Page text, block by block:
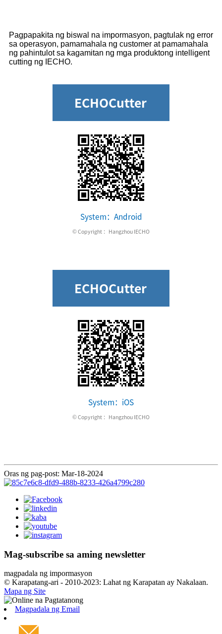
Pagpapakita ng biswal na impormasyon, pagtulak ng error
sa operasyon, pamamahala ng customer at pamamahala
ng pahintulot sa kagamitan ng mga produktong intelligent
cutting ng IECHO.
Oras ng pag-post: Mar-18-2024
Mag-subscribe sa aming newsletter
magpadala ng impormasyon
© Karapatang-ari - 2010-2023: Lahat ng Karapatan ay Nakalaan.
Mapa ng Site
Magpadala ng Email